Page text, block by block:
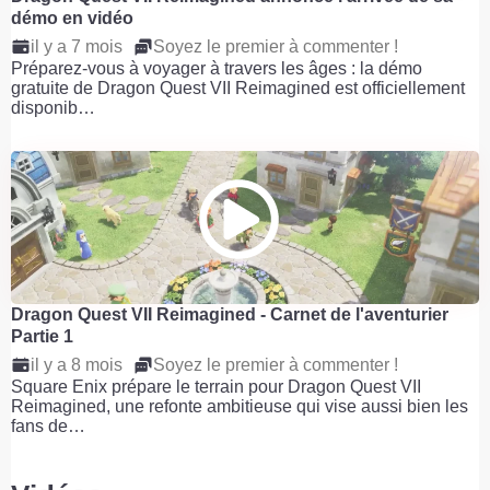
démo en vidéo
il y a 7 mois
Soyez le premier à commenter !
Préparez-vous à voyager à travers les âges : la démo
gratuite de Dragon Quest VII Reimagined est officiellement
disponib…
Dragon Quest VII Reimagined - Carnet de l'aventurier
Partie 1
il y a 8 mois
Soyez le premier à commenter !
Square Enix prépare le terrain pour Dragon Quest VII
Reimagined, une refonte ambitieuse qui vise aussi bien les
fans de…